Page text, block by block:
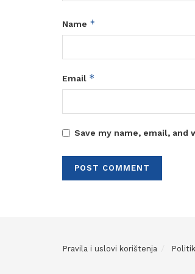
Name *
Email *
Save my name, email,
Pravila i uslovi korištenja